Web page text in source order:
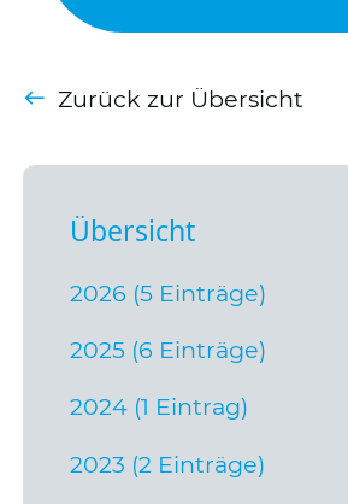
Zurück zur Übersicht
Übersicht
2026 (5 Einträge)
2025 (6 Einträge)
2024 (1 Eintrag)
2023 (2 Einträge)